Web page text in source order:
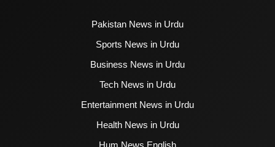
Pakistan News in Urdu
Sports News in Urdu
Business News in Urdu
Tech News in Urdu
Entertainment News in Urdu
Health News in Urdu